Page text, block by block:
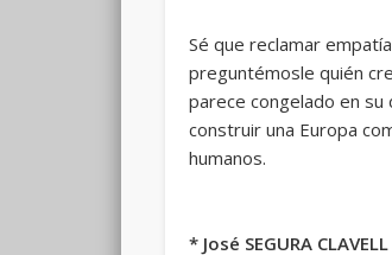
Sé que reclamar
preguntémosle quién
parece congelado en
construir una Europa
humanos.
* José SEGURA CLAVELL